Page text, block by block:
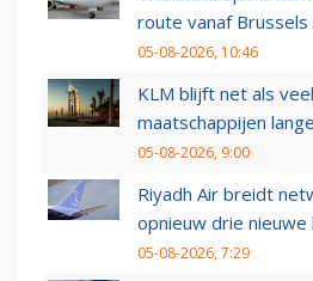
route vanaf
05-08-2026, 10:46
KLM blijft net als
maatschappijen
05-08-2026, 9:00
Riyadh Air breidt
opnieuw drie
05-08-2026, 7:29